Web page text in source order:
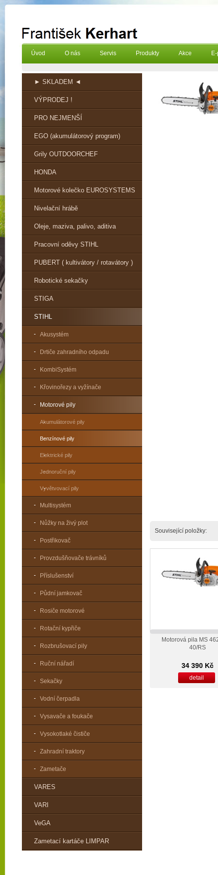
Úvod O nás Servis Produkty Akce
► SKLADEM ◄
VÝPRODEJ !
PRO NEJMENŠÍ
EGO (akumulátorový program)
Grily OUTDOORCHEF
HONDA
Motorové kolečko EUROSYSTEMS
Nivelační hrábě
Oleje, maziva, palivo, aditiva
Pracovní oděvy STIHL
PUBERT ( kultivátory / rotavátory )
Robotické sekačky
STIGA
STIHL
Akusystém
Drtiče zahradního odpadu
KombiSystém
Křovinořezy a vyžínače
Motorové pily
Akumulátorové pily
Benzínové pily
Elektrické pily
Jednoruční pily
Vyvětvovací pily
Multisystém
Nůžky na živý plot
Postřikovač
Provzdušňovače trávníků
Příslušenství
Půdní jamkovač
Rosiče motorové
Rotační kypřiče
Rozbrušovací pily
Ruční nářadí
Sekačky
Vodní čerpadla
Vysavače a foukače
Vysokotlaké čističe
Zahradní traktory
Zametače
VARES
VARI
VeGA
Zametací kartáče LIMPAR
Související položky:
Motorová pila MS
40/RS
34 390 Kč
detail